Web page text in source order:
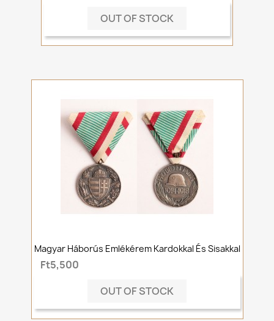
OUT OF STOCK
Magyar Háborús Emlékérem Kardokkal És Sisakkal
Ft5,500
OUT OF STOCK